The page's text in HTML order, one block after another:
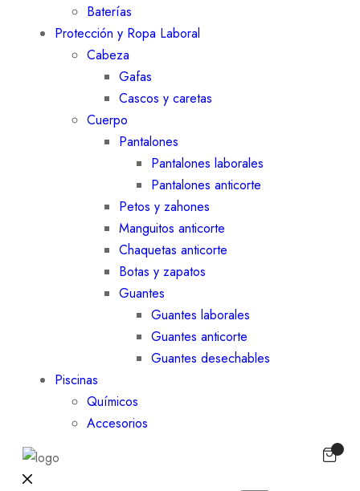
Baterías
Protección y Ropa Laboral
Cabeza
Gafas
Cascos y caretas
Cuerpo
Pantalones
Pantalones laborales
Pantalones anticorte
Petos y zahones
Manguitos anticorte
Chaquetas anticorte
Botas y zapatos
Guantes
Guantes laborales
Guantes anticorte
Guantes desechables
Piscinas
Químicos
Accesorios